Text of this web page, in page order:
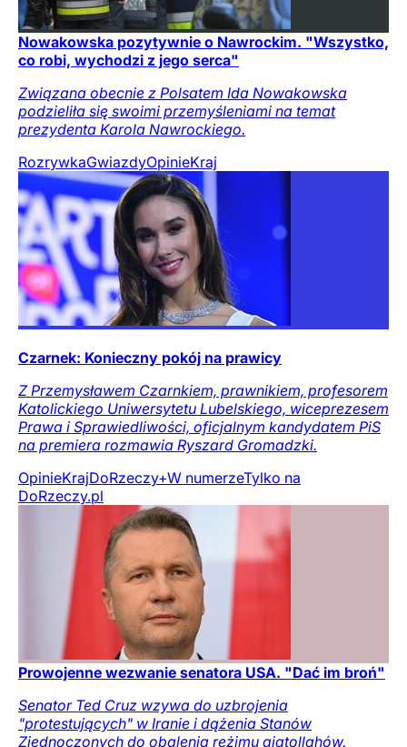
Nowakowska pozytywnie o Nawrockim. "Wszystko,
co robi, wychodzi z jego serca"
Związana obecnie z Polsatem Ida Nowakowska
podzieliła się swoimi przemyśleniami na temat
prezydenta Karola Nawrockiego.
RozrywkaGwiazdyOpinieKraj
Czarnek: Konieczny pokój na prawicy
Z Przemysławem Czarnkiem, prawnikiem, profesorem
Katolickiego Uniwersytetu Lubelskiego, wiceprezesem
Prawa i Sprawiedliwości, oficjalnym kandydatem PiS
na premiera rozmawia Ryszard Gromadzki.
OpinieKrajDoRzeczy+W numerzeTylko na
DoRzeczy.pl
Prowojenne wezwanie senatora USA. "Dać im broń"
Senator Ted Cruz wzywa do uzbrojenia
"protestujących" w Iranie i dążenia Stanów
Zjednoczonych do obalenia reżimu ajatollahów.